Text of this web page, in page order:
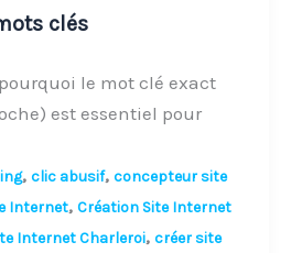
clés
le mot clé exact
est essentiel pour
,clic abusif,concepteur site
Internet,Création Site Internet
Internet Charleroi,créer site